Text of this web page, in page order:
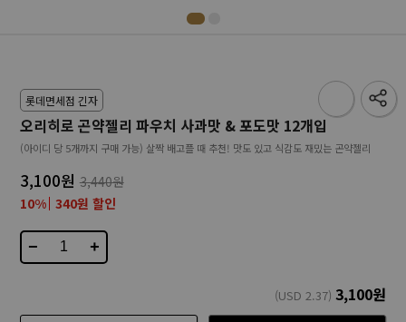
롯데면세점 긴자
오리히로 곤약젤리 파우치 사과맛 & 포도맛 12개입
(아이디 당 5개까지 구매 가능) 살짝 배고플 때 추천! 맛도 있고 식감도 재밌는 곤약젤리
3,100원 3,440원
10% 340원 할인
− +
(USD2.37) 3,100원